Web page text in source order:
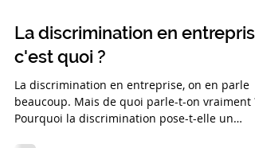
5 mai 2025
La discrimination en
c'est quoi ?